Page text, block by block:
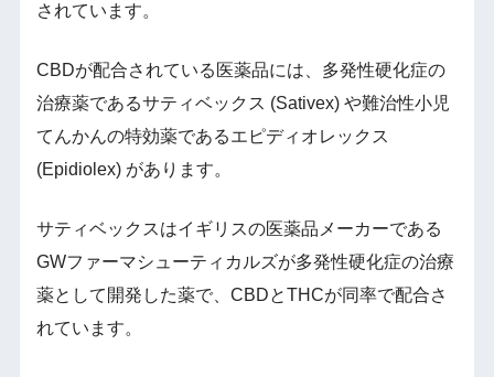
されています。
CBDが配合されている医薬品には、多発性硬化症の
治療薬であるサティベックス (Sativex) や難治性小児
てんかんの特効薬であるエピディオレックス
(Epidiolex) があります。
サティベックスはイギリスの医薬品メーカーである
GWファーマシューティカルズが多発性硬化症の治療
薬として開発した薬で、CBDとTHCが同率で配合さ
れています。